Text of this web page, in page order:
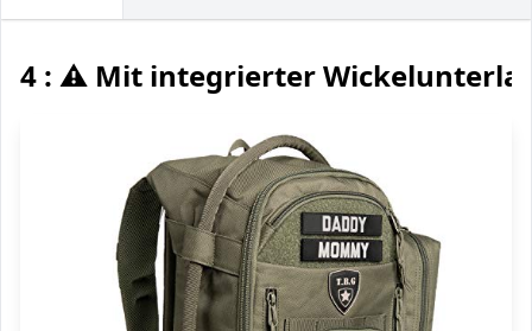
4 : ⚠️ Mit integrierter